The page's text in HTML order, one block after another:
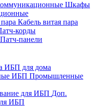
Шкафы
Кабель витая пара
корды
Патч-панели
ИБП для дома
Промышленные
Доп.
ИБП